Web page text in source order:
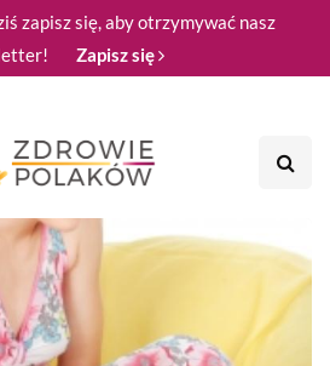
zapisz się, aby otrzymywać nasz
Zapisz się